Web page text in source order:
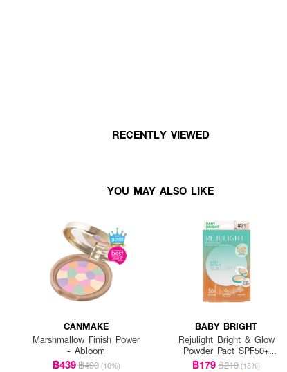
RECENTLY VIEWED
YOU MAY ALSO LIKE
CANMAKE
Marshmallow Finish Power
- Abloom
฿439฿490 (10%)
BABY BRIGHT
Rejulight Bright & Glow
Powder Pact SPF50+
PA++++
฿179฿219 (18%)